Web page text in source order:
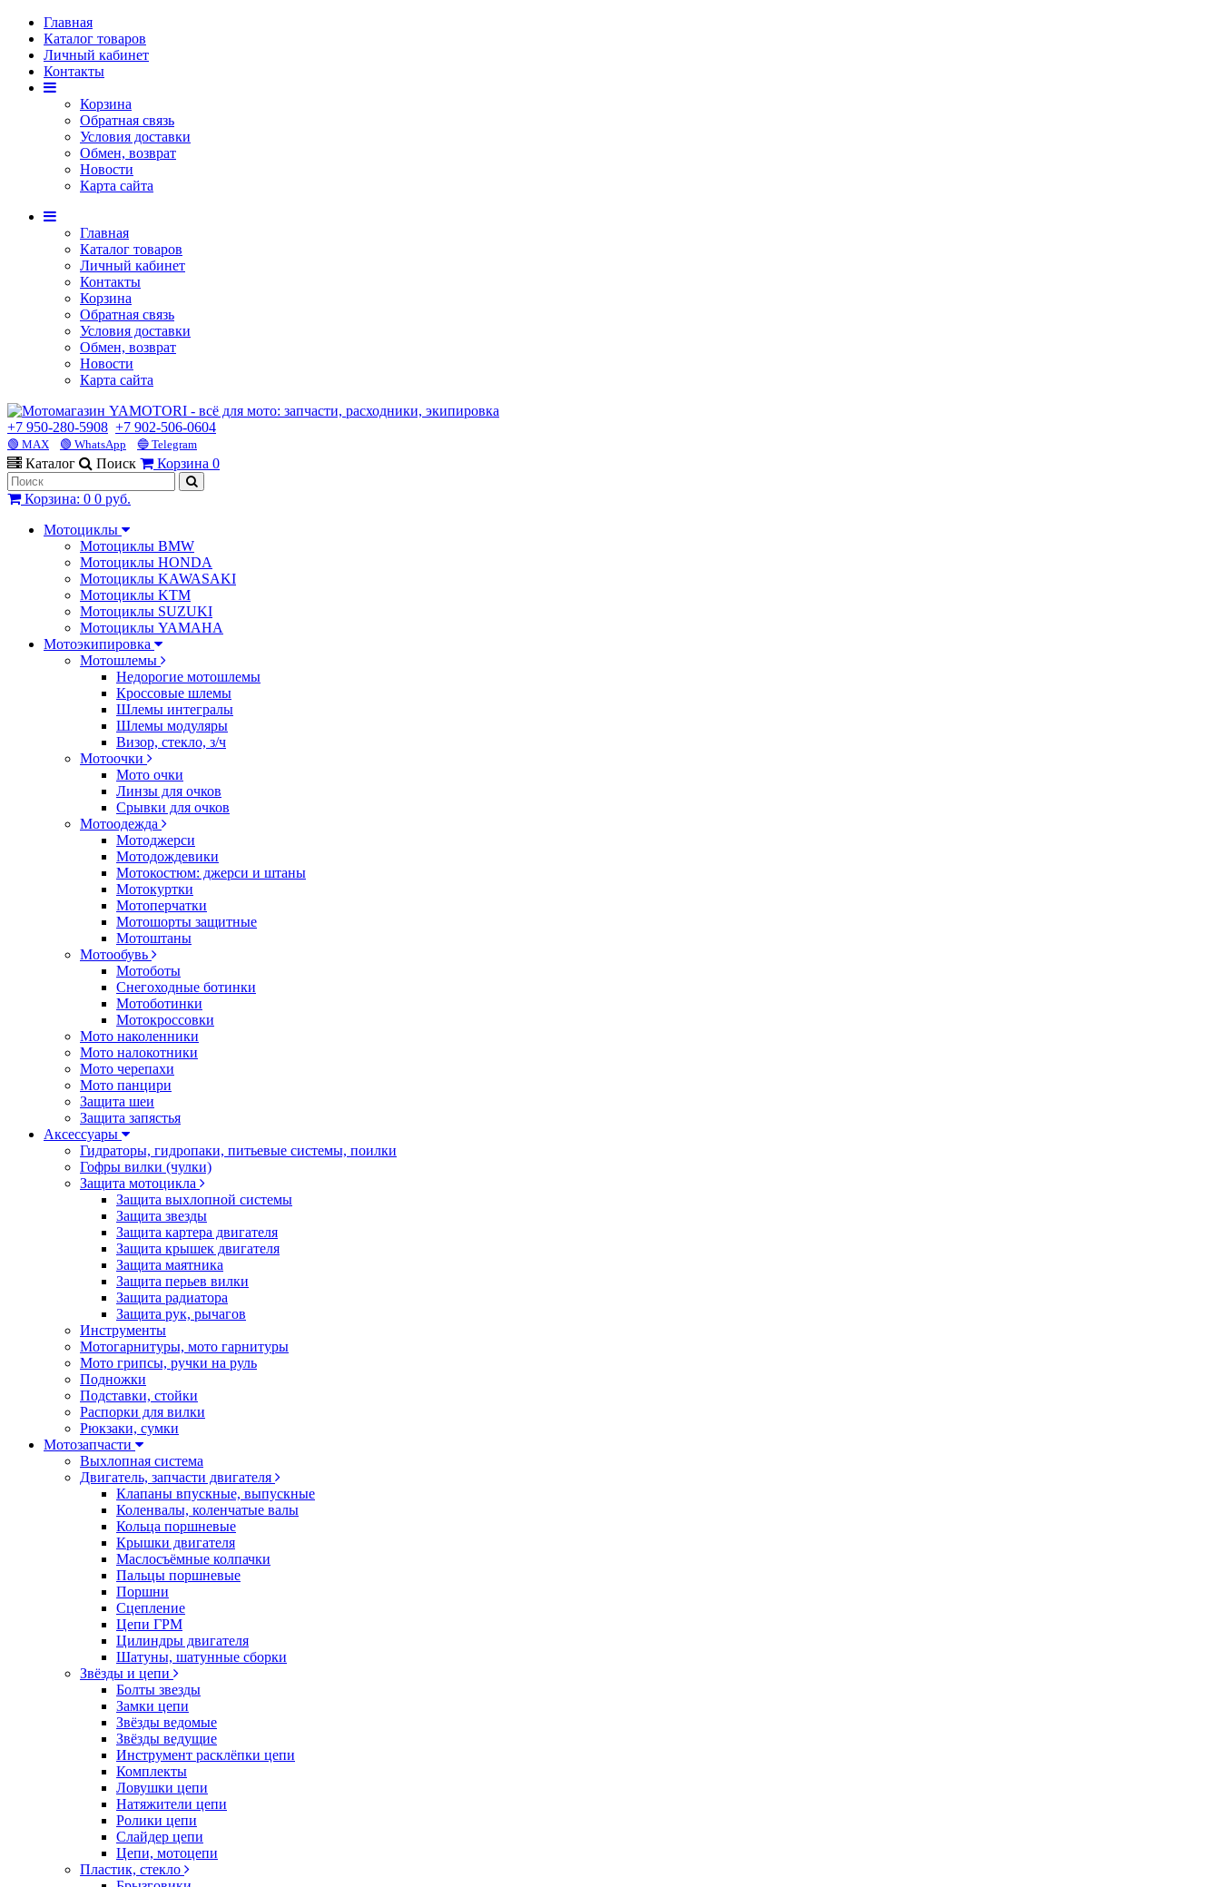
Главная
Каталог товаров
Личный кабинет
Контакты
Корзина
Обратная связь
Условия доставки
Обмен, возврат
Новости
Карта сайта
Главная
Каталог товаров
Личный кабинет
Контакты
Корзина
Обратная связь
Условия доставки
Обмен, возврат
Новости
Карта сайта
+7 950-280-5908 +7 902-506-0604
🟢 MAX 🟢 WhatsApp 🔵 Telegram
Каталог Поиск Корзина 0
Корзина: 0 0 руб.
Мотоциклы
Мотоциклы BMW
Мотоциклы HONDA
Мотоциклы KAWASAKI
Мотоциклы KTM
Мотоциклы SUZUKI
Мотоциклы YAMAHA
Мотоэкипировка
Мотошлемы
Недорогие мотошлемы
Кроссовые шлемы
Шлемы интегралы
Шлемы модуляры
Визор, стекло, з/ч
Мотоочки
Мото очки
Линзы для очков
Срывки для очков
Мотоодежда
Мотоджерси
Мотодождевики
Мотокостюм: джерси и штаны
Мотокуртки
Мотоперчатки
Мотошорты защитные
Мотоштаны
Мотообувь
Мотоботы
Снегоходные ботинки
Мотоботинки
Мотокроссовки
Мото наколенники
Мото налокотники
Мото черепахи
Мото панцири
Защита шеи
Защита запястья
Аксессуары
Гидраторы, гидропаки, питьевые системы, поилки
Гофры вилки (чулки)
Защита мотоцикла
Защита выхлопной системы
Защита звезды
Защита картера двигателя
Защита крышек двигателя
Защита маятника
Защита перьев вилки
Защита радиатора
Защита рук, рычагов
Инструменты
Мотогарнитуры, мото гарнитуры
Мото грипсы, ручки на руль
Подножки
Подставки, стойки
Распорки для вилки
Рюкзаки, сумки
Мотозапчасти
Выхлопная система
Двигатель, запчасти двигателя
Клапаны впускные, выпускные
Коленвалы, коленчатые валы
Кольца поршневые
Крышки двигателя
Маслосъёмные колпачки
Пальцы поршневые
Поршни
Сцепление
Цепи ГРМ
Цилиндры двигателя
Шатуны, шатунные сборки
Звёзды и цепи
Болты звезды
Замки цепи
Звёзды ведомые
Звёзды ведущие
Инструмент расклёпки цепи
Комплекты
Ловушки цепи
Натяжители цепи
Ролики цепи
Слайдер цепи
Цепи, мотоцепи
Пластик, стекло